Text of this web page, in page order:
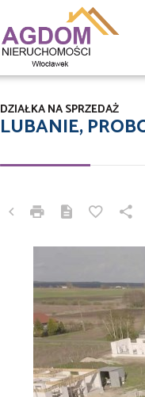
LUBANIE,
DZIAŁKA NA SPRZEDAŻ